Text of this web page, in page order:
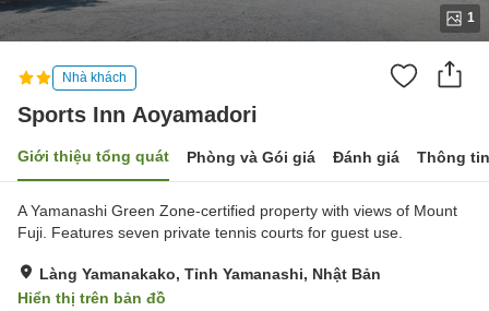
1
Nhà khách
Sports Inn Aoyamadori
Giới thiệu tổng quát Phòng và Gói giá Đánh giá Thông
A Yamanashi Green Zone-certified property with views of Mount
Fuji. Features seven private tennis courts for guest use.
Làng Yamanakako, Tỉnh Yamanashi, Nhật Bản
Hiển thị trên bản đồ